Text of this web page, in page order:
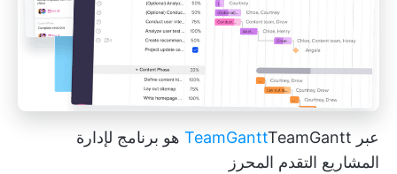
عبر TeamGantt TeamGantt هو برنامج لإدارة
المشاريع التقدم المحرز